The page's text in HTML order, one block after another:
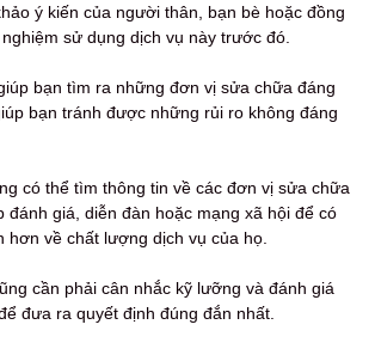
ý kiến ​​của người thân, bạn bè hoặc đồng
sử dụng dịch vụ này trước đó.
bạn tìm ra những đơn vị sửa chữa đáng
bạn tránh được những rủi ro không đáng
có thể tìm thông tin về các đơn vị sửa chữa
đánh giá, diễn đàn hoặc mạng xã hội để có
hơn về chất lượng dịch vụ của họ.
cần phải cân nhắc kỹ lưỡng và đánh giá
đưa ra quyết định đúng đắn nhất.